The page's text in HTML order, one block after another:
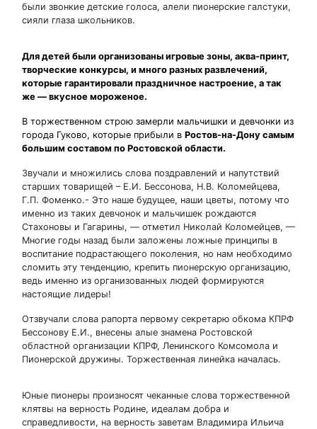
были звонкие детские голоса, алели пионерские галстуки,
сияли глаза школьников.
Для детей были организованы игровые зоны, аква-принт,
творческие конкурсы, и много разных развлечений,
которые гарантировали праздничное настроение, а так
же — вкусное мороженое.
В торжественном строю замерли мальчишки и девчонки из
города Гуково, которые прибыли в Ростов-на-Дону самым
большим составом по Ростовской области.
Звучали и множились слова поздравлений и напутствий
старших товарищей – Е.И. Бессонова, Н.В. Коломейцева,
Г.П. Фоменко.- Это наше будущее, наши цветы, потому что
именно из таких девчонок и мальчишек рождаются
Стахоновы и Гагарины, — отметил Николай Коломейцев, —
Многие годы назад были заложены ложные принципы в
воспитание подрастающего поколения, но нам необходимо
сломить эту тенденцию, крепить пионерскую организацию,
ведь именно из организованных людей формируются
настоящие лидеры!
Отзвучали слова рапорта первому секретарю обкома КПРФ
Бессонову Е.И., внесены алые знамена Ростовской
областной организации КПРФ, Ленинского Комсомола и
Пионерской дружины. Торжественная линейка началась.
Юные пионеры произносят чеканные слова торжественной
клятвы на верность Родине, идеалам добра и
справедливости, на верность заветам Владимира Ильича